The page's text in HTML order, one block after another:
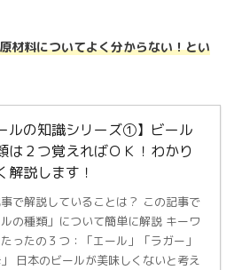
材料についてよく分からない！とい
ルの知識シリーズ①】ビール
は２つ覚えればＯＫ！わかり
解説します！
で解説していることは？ この記事で
ルの種類」について簡単に解説 キーワ
ったの３つ：「エール」「ラガー」
」 日本のビールが美味しくないと考え